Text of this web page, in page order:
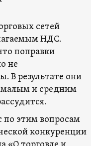
сетей
НДС.
поправки
не
В результате они
малым и средним
по этим вопросам
конкуренции